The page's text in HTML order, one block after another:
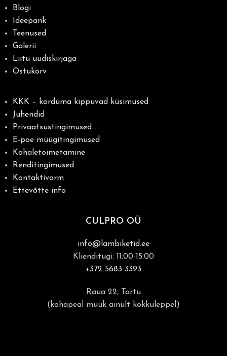
Blogi
Ideepank
Teenused
Galerii
Liitu uudiskirjaga
Ostukorv
KKK – korduma kippuvad küsimused
Juhendid
Privaatsustingimused
E-poe müügitingimused
Kohaletoimetamine
Renditingimused
Kontaktivorm
Ettevõtte info
CULPRO OÜ
info@lambiketid.ee
Klienditugi: 11:00-15:00
+372 5683 3393
Raua 22, Tartu
(kohapeal müük ainult kokkuleppel)